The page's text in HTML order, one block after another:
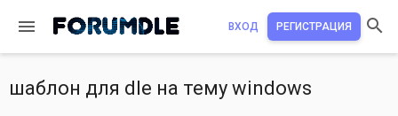
ВХОД РЕГИСТРАЦИЯ
шаблон для dle на тему windows